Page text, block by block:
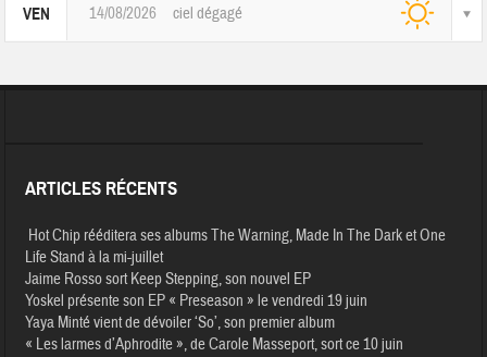
VEN 14/08/2026 ciel dégagé
ARTICLES RÉCENTS
Hot Chip rééditera ses albums The Warning, Made In The Dark et One
Life Stand à la mi-juillet
Jaime Rosso sort Keep Stepping, son nouvel EP
Yoskel présente son EP « Preseason » le vendredi 19 juin
Yaya Minté vient de dévoiler ‘So’, son premier album
« Les larmes d’Aphrodite », de Carole Masseport, sort ce 10 juin